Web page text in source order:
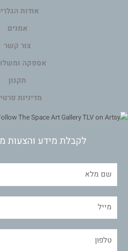
אודות
אמנים
צור קשר
אספקה
תקנון
מדיניות
לקבלת מידע והצעות